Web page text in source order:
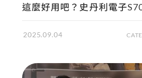
這麼好用吧？史丹利電子
2025.09.04